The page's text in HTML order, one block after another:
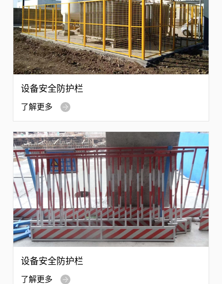
设备安全防护栏
了解更多
设备安全防护栏
了解更多